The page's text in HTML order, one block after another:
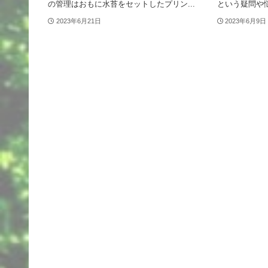
の管理はおもに水苔をセットしたプリン...
2023年6月21日
という疑問や
2023年6月9日